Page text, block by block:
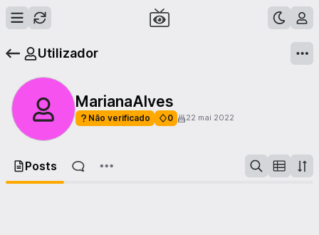
Utilizador
MarianaAlves
Não verificado 0 22 mai 2022
Posts